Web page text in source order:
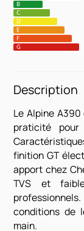
B
C
D
E
F
G
Description
Le Alpine
praticité pour
finition GT
apport chez
TVS et
conditions de
main.